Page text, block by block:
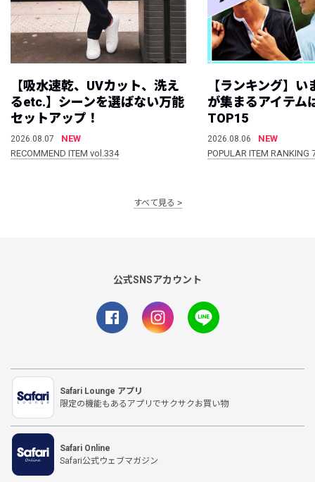
【吸水速乾、UVカット、洗え
るetc.】シーンを選ばない万能
セットアップ！
2026.08.07
NEW
RECOMMEND ITEM vol.334
【ランキング】
が集まるアイテム
TOP15
2026.08.06
NEW
POPULAR ITEM
すべて見る
公式SNSアカウント
Safari Lounge アプリ
限定の機能もあるアプリでサクサクお買い物
Safari Online
Safari公式ウェブマガジン